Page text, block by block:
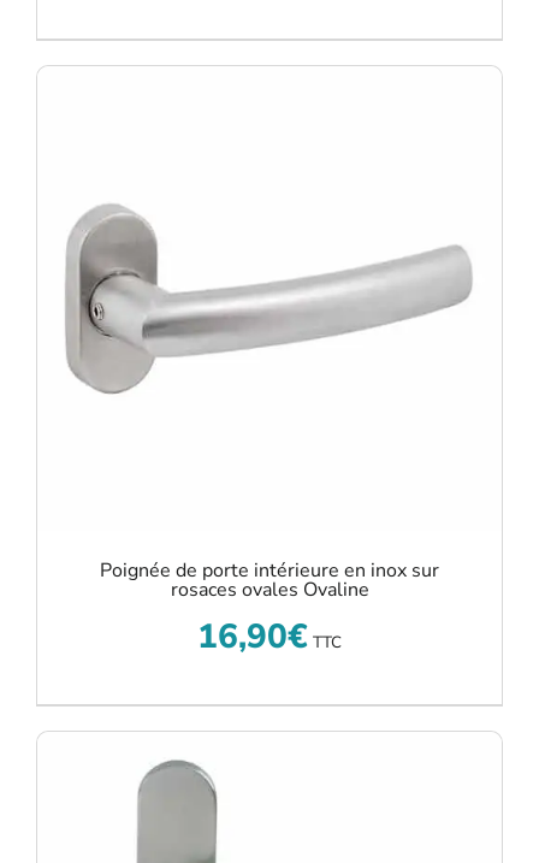
Poignée de porte intérieure en inox sur
rosaces ovales Ovaline
16,90€ TTC